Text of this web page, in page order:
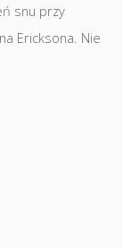
snu przy
Ericksona. Nie